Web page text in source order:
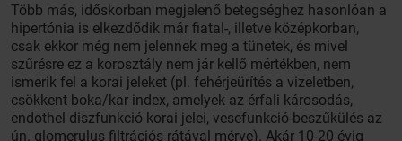
Több más, időskorban megjelenő betegséghez hasonlóan a
hipertónia is elkezdődik már fiatal-, illetve középkorban,
csak ekkor még nem jelennek meg a tünetek, és mivel
szűrésre ez a korosztály nem jár kellő mértékben, nem
ismerik fel a korai jeleket (pl. fehérjeürítés a vizeletben,
csökkent boka/kar index, amelyek az érfali károsodás,
endothel diszfunkció korai jelei, vesefunkció-beszűkülés az
ún. glomerulus filtrációs rátával mérve). Akár 10-20 évig